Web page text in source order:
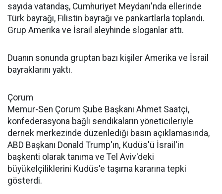
sayıda vatandaş, Cumhuriyet Meydanı'nda ellerinde
Türk bayrağı, Filistin bayrağı ve pankartlarla toplandı.
Grup Amerika ve İsrail aleyhinde sloganlar attı.
Duanın sonunda gruptan bazı kişiler Amerika ve İsrail
bayraklarını yaktı.
Çorum
Memur-Sen Çorum Şube Başkanı Ahmet Saatçi,
konfederasyona bağlı sendikaların yöneticileriyle
dernek merkezinde düzenlediği basın açıklamasında,
ABD Başkanı Donald Trump'ın, Kudüs'ü İsrail'in
başkenti olarak tanıma ve Tel Aviv'deki
büyükelçiliklerini Kudüs'e taşıma kararına tepki
gösterdi.